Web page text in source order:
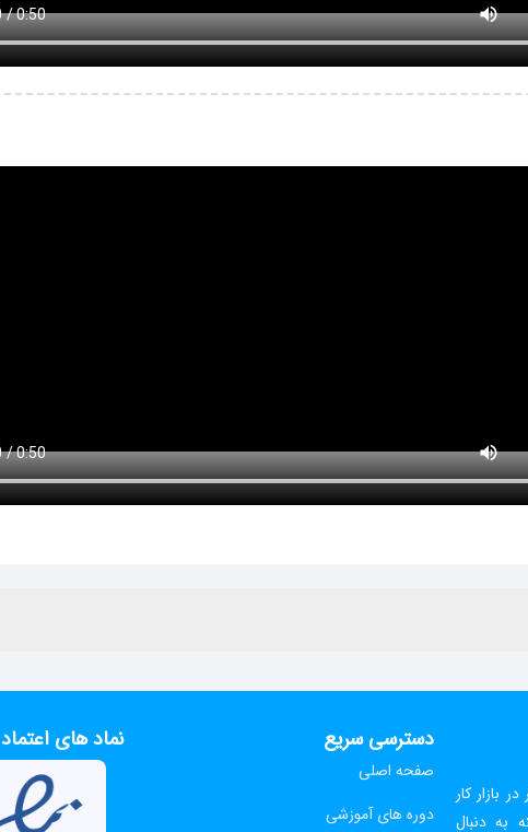
بازار کار
به دنبال
دسترسی سریع
صفحه اصلی
دوره های آموزشی
نماد های اعتماد